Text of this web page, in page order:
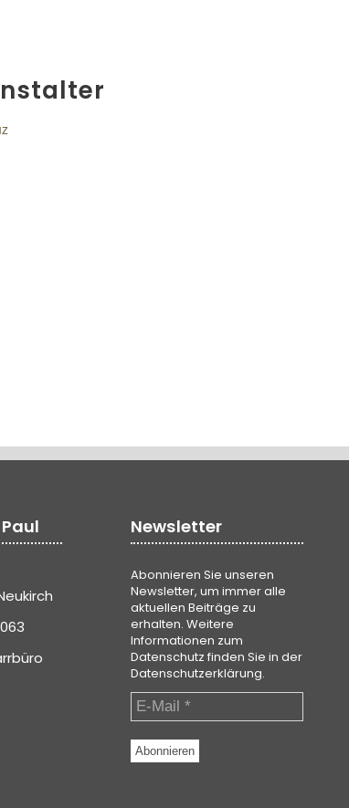
Newsletter
Abonnieren Sie unseren
Newsletter, um immer alle
aktuellen Beiträge zu
erhalten. Weitere
Informationen zum
Datenschutz finden Sie in der
Datenschutzerklärung.